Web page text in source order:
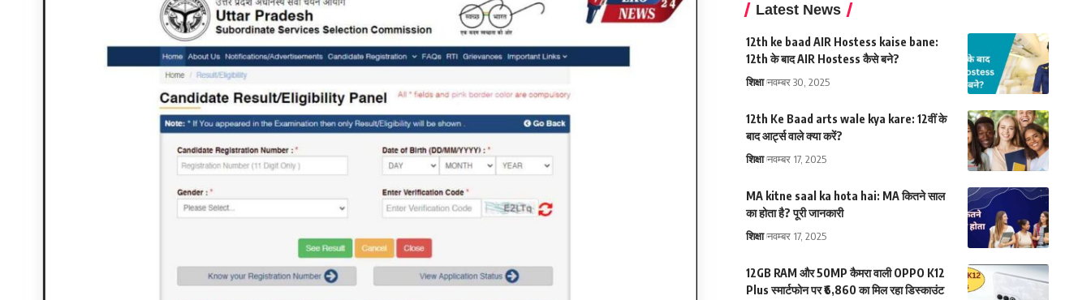
Latest News
12th ke baad AIR Hostess kaise bane:
12th के बाद AIR Hostess कैसे बने?
शिक्षा नवम्बर 30, 2025
12th Ke Baad arts wale kya kare: 12वीं के
बाद आर्ट्स वाले क्या करें?
शिक्षा नवम्बर 17, 2025
MA kitne saal ka hota hai: MA कितने साल
का होता है? पूरी जानकारी
शिक्षा नवम्बर 17, 2025
12GB RAM और 50MP कैमरा वाली OPPO K12
Plus स्मार्टफोन पर ₹6,860 का मिल रहा डिस्काउंट